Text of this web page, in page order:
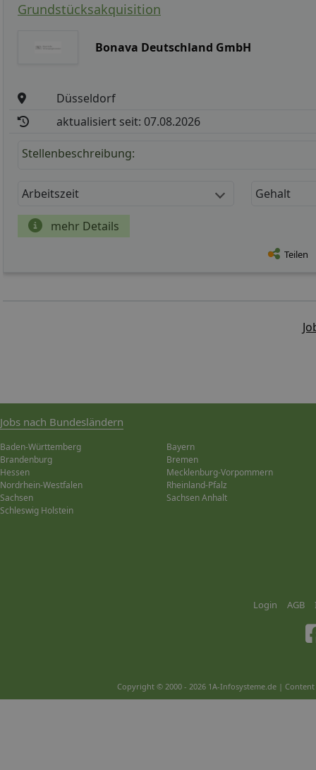
Grundstücksakquisition
Bonava Deutschland GmbH
Düsseldorf
aktualisiert seit: 07.08.2026
Stellenbeschreibung:
Arbeitszeit Gehalt
mehr Details
Teilen
Jobs nach Bundesländern
Baden-Württemberg
Bayern
Brandenburg
Bremen
Hessen
Mecklenburg-Vorpommern
Nordrhein-Westfalen
Rheinland-Pfalz
Sachsen
Sachsen Anhalt
Schleswig Holstein
Login AGB
Copyright © 2000 - 2026 1A-Infosysteme.de |